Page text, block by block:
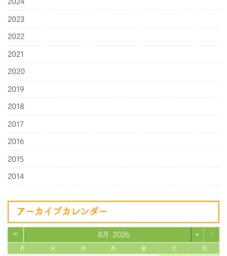
2024
2023
2022
2021
2020
2019
2018
2017
2016
2015
2014
アーカイブカレンダー
< 8月 2026 ▼ >
月 火 水 木 金 土 日